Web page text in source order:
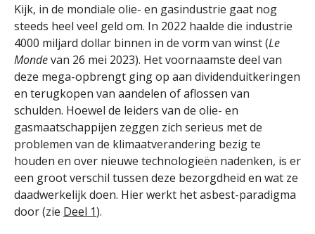
Kijk, in de mondiale olie- en gasindustrie gaat nog
steeds heel veel geld om. In 2022 haalde die industrie
4000 miljard dollar binnen in de vorm van winst (Le
Mondevan 26 mei 2023). Het voornaamste deel van
deze mega-opbrengt ging op aan dividenduitkeringen
en terugkopen van aandelen of aflossen van
schulden. Hoewel de leiders van de olie- en
gasmaatschappijen zeggen zich serieus met de
problemen van de klimaatverandering bezig te
houden en over nieuwe technologieën nadenken, is er
een groot verschil tussen deze bezorgdheid en wat ze
daadwerkelijk doen. Hier werkt het asbest-paradigma
door (zie Deel 1).